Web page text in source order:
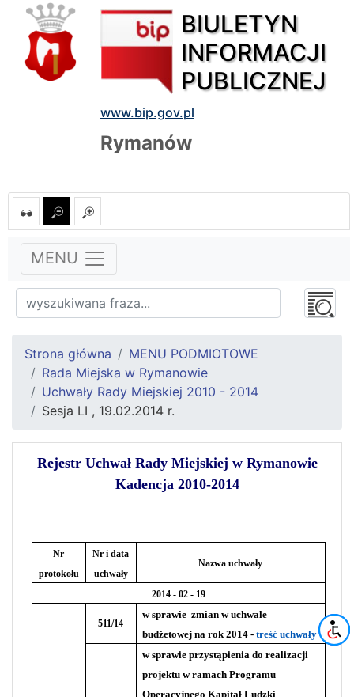
BIULETYN
INFORMACJI
PUBLICZNEJ
www.bip.gov.pl
Rymanów
MENU
Strona główna
MENU PODMIOTOWE
Rada Miejska w Rymanowie
Uchwały Rady Miejskiej 2010 - 2014
Sesja LI , 19.02.2014 r.
Rejestr Uchwał Rady Miejskiej w Rymanowie
Kadencja 2010-2014
Nr
protokołu
Nr i data
uchwały
Nazwa uchwały
2014 - 02 - 19
511/14
w sprawie zmian w uchwale
budżetowej na rok 2014 -treść uchwały
w sprawie przystąpienia do realizacji
projektu w ramach Programu
Operacyjnego Kapitał Ludzki